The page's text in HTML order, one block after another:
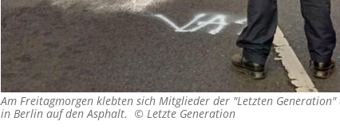
Am Freitagmorgen klebten sich Mitglieder der "Letzten
in Berlin auf den Asphalt. © Letzte Generation